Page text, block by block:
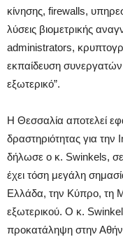
κίνησης, firewalls,
λύσεις βιομετρικής
administrators,
εκπαίδευση
εξωτερικό”.
Η Θεσσαλία αποτελεί
δραστηριότητας για
δήλωσε ο κ. Swinkels, σε
έχει τόση μεγάλη
Ελλάδα, την Κύπρο, τη
εξωτερικού. Ο κ.
προκατάληψη στην